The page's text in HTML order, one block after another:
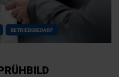
BETRIEBSBEDARF